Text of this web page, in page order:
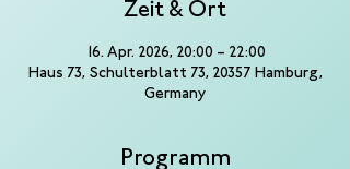
Zeit & Ort
16. Apr. 2026, 20:00 – 22:00
Haus 73, Schulterblatt 73, 20357 Hamburg,
Germany
Programm